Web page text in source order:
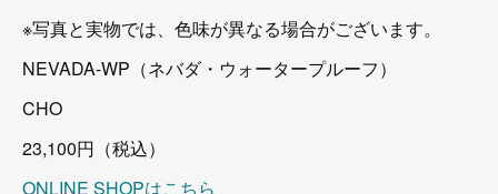
※写真と実物では、色味が異なる場合がございます。
NEVADA-WP（ネバダ・ウォータープルーフ）
CHO
23,100円（税込）
ONLINE SHOPはこちら